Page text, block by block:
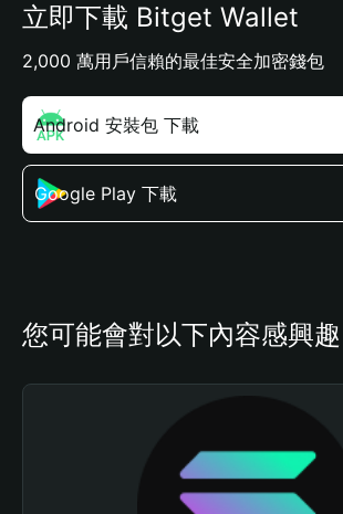
立即下載 Bitget Wallet
2,000 萬用戶信賴的最佳安全加密錢包
Android 安裝包 下載
Google Play 下載
您可能會對以下內容感興趣